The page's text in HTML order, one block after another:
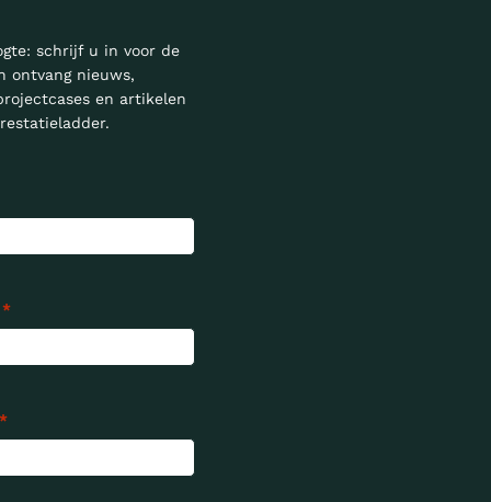
schrijf u in voor de
ontvang nieuws,
en artikelen
*